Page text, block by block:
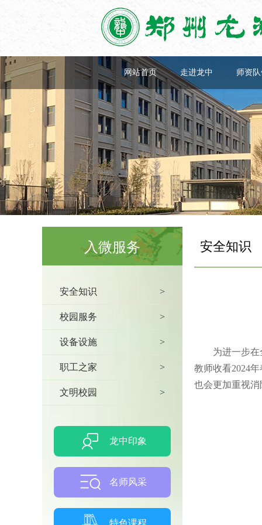
网站首页 走进龙中 师资
入微服务
安全知识 >
校园服务 >
设备设施 >
职工之家 >
文明校园 >
龙中印象
名师风采
特色课程
安全知识
为进一步
教师收看2024
也会更加重视